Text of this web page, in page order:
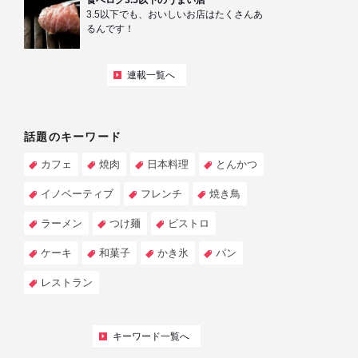
3.5以下でも、おいしいお店はたくさんあ
るんです！
連載一覧へ
話題のキーワード
カフェ 焼肉 日本料理 とんかつ
イノベーティブ フレンチ 焼き鳥
ラーメン つけ麺 ビストロ
ケーキ 和菓子 かき氷 パン
レストラン
キーワード一覧へ